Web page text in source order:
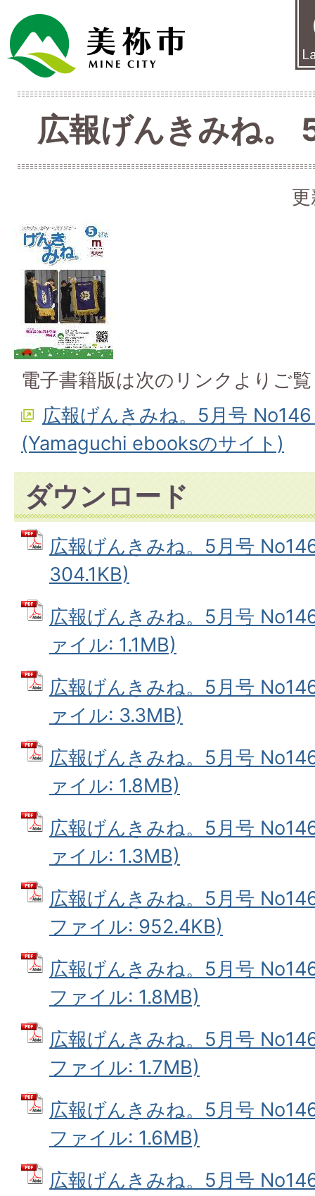
広報げんきみね。
電子書籍版は次のリンクよりご
広報げんきみね。5月号
(Yamaguchi ebooksのサイト)
ダウンロード
広報げんきみね。5月号
304.1KB)
広報げんきみね。5月号
ァイル: 1.1MB)
広報げんきみね。5月号
ァイル: 3.3MB)
広報げんきみね。5月号
ァイル: 1.8MB)
広報げんきみね。5月号
ァイル: 1.3MB)
広報げんきみね。5月号
ファイル: 952.4KB)
広報げんきみね。5月号
ファイル: 1.8MB)
広報げんきみね。5月号
ファイル: 1.7MB)
広報げんきみね。5月号
ファイル: 1.6MB)
広報げんきみね。5月号